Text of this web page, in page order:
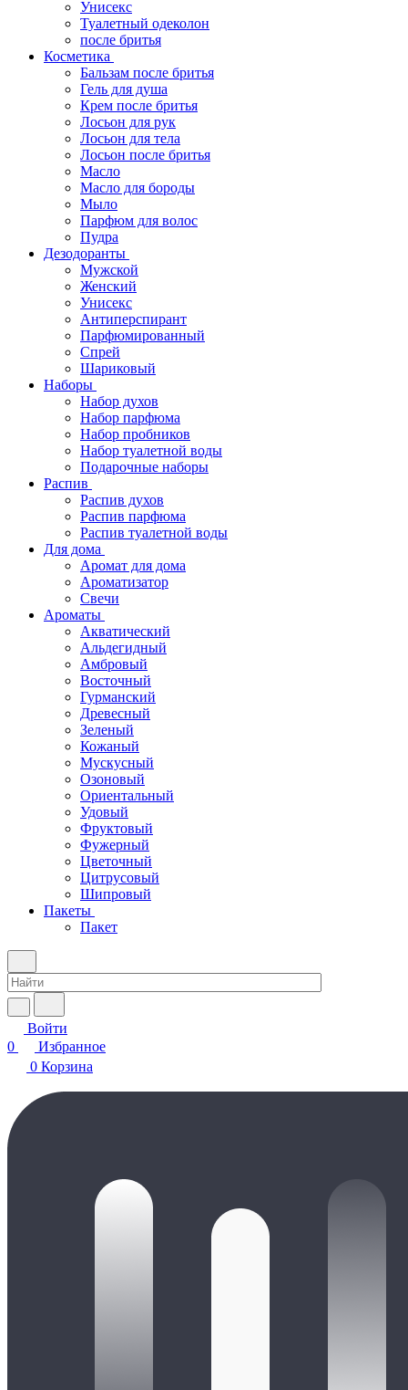
Унисекс
Туалетный одеколон
после бритья
Косметика
Бальзам после бритья
Гель для душа
Крем после бритья
Лосьон для рук
Лосьон для тела
Лосьон после бритья
Масло
Масло для бороды
Мыло
Парфюм для волос
Пудра
Дезодоранты
Мужской
Женский
Унисекс
Антиперспирант
Парфюмированный
Спрей
Шариковый
Наборы
Набор духов
Набор парфюма
Набор пробников
Набор туалетной воды
Подарочные наборы
Распив
Распив духов
Распив парфюма
Распив туалетной воды
Для дома
Аромат для дома
Ароматизатор
Свечи
Ароматы
Акватический
Альдегидный
Амбровый
Восточный
Гурманский
Древесный
Зеленый
Кожаный
Мускусный
Озоновый
Ориентальный
Удовый
Фруктовый
Фужерный
Цветочный
Цитрусовый
Шипровый
Пакеты
Пакет
Войти
0
Избранное
0 Корзина